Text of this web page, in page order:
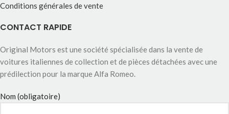
Conditions générales de vente
CONTACT RAPIDE
Original Motors est une société spécialisée dans la vente de
voitures italiennes de collection et de pièces détachées avec une
prédilection pour la marque Alfa Romeo.
Nom (obligatoire)